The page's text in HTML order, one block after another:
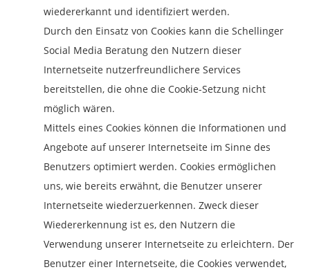
wiedererkannt und identifiziert werden.
Durch den Einsatz von Cookies kann die Schellinger
Social Media Beratung den Nutzern dieser
Internetseite nutzerfreundlichere Services
bereitstellen, die ohne die Cookie-Setzung nicht
möglich wären.
Mittels eines Cookies können die Informationen und
Angebote auf unserer Internetseite im Sinne des
Benutzers optimiert werden. Cookies ermöglichen
uns, wie bereits erwähnt, die Benutzer unserer
Internetseite wiederzuerkennen. Zweck dieser
Wiedererkennung ist es, den Nutzern die
Verwendung unserer Internetseite zu erleichtern. Der
Benutzer einer Internetseite, die Cookies verwendet,